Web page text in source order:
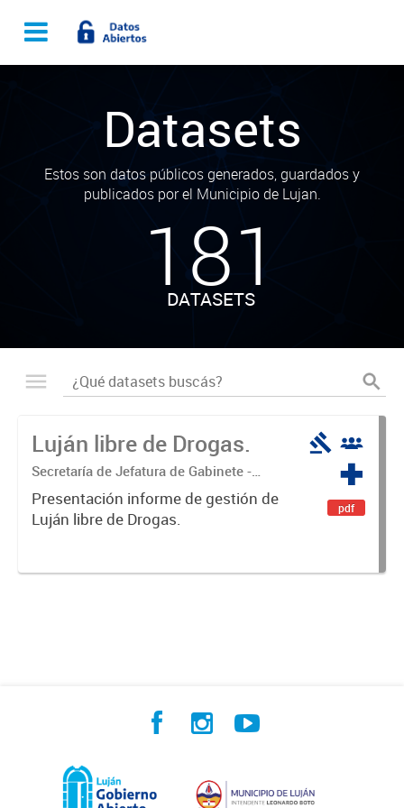
Datasets
Estos son datos públicos generados, guardados y
publicados por el Municipio de Lujan.
181
DATASETS
Luján libre de Drogas.
Secretaría de Jefatura de Gabinete -
Coordinación Luján Libre de Drogas
Presentación informe de gestión de
Luján libre de Drogas.
pdf